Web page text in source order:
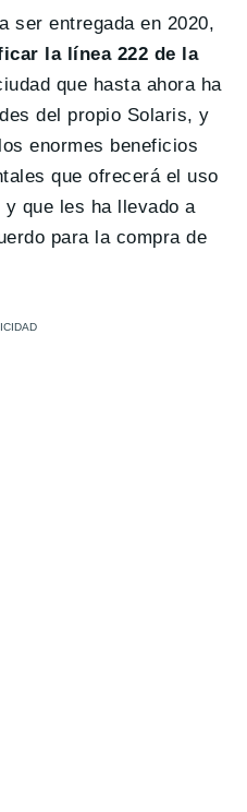
ser entregada en 2020,
la línea 222 de la
que hasta ahora ha
del propio Solaris, y
enormes beneficios
que ofrecerá el uso
que les ha llevado a
para la compra de